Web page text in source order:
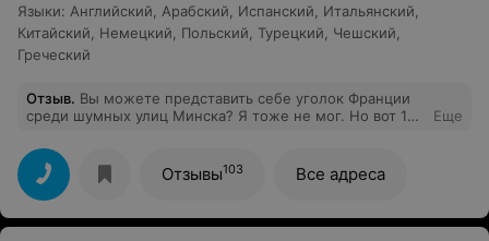
Языки: Английский Арабский Испанский Итальянский
Китайский
Немецкий Польский Турецкий Чешский
Греческий
Отзыв. Вы можете представить себе уголок Франции
среди шумных улиц Минска? Я тоже не мог. Но вот 10
радостными эмоциями благодаря посещению курса
французского языка в Мире без границ! Каждое
занятие было особенным и незабываемым, и я с
нетерпением ждал следующей встречи. Невероятно
увлекательными были всевозможные субботние
Еще
Отзывы103 Все адреса